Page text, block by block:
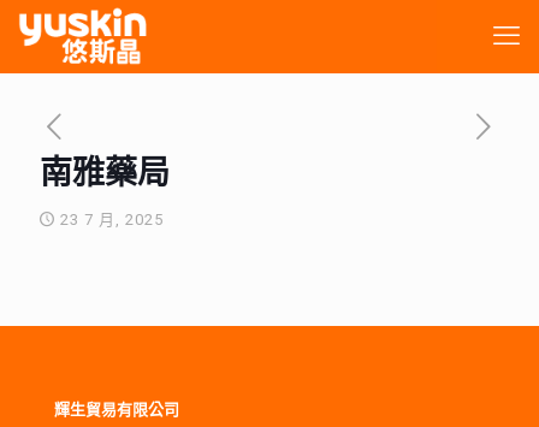
南雅藥局
23 7 月, 2025
輝生貿易有限公司